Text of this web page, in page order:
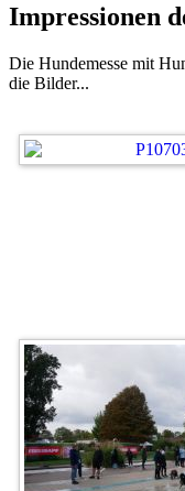
Impressionen
Die Hundemesse mit
die Bilder...